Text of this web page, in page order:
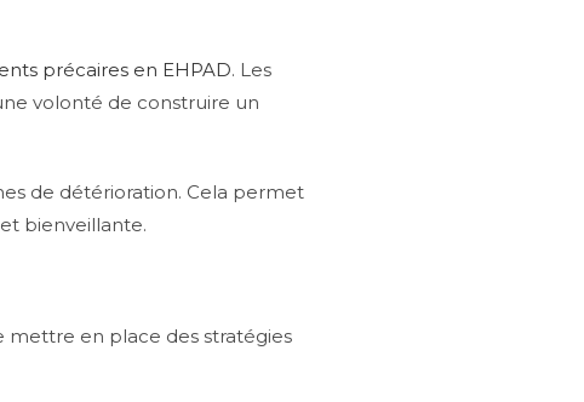
précaires en EHPAD. Les
volonté de construire un
de détérioration. Cela permet
bienveillante.
mettre en place des stratégies